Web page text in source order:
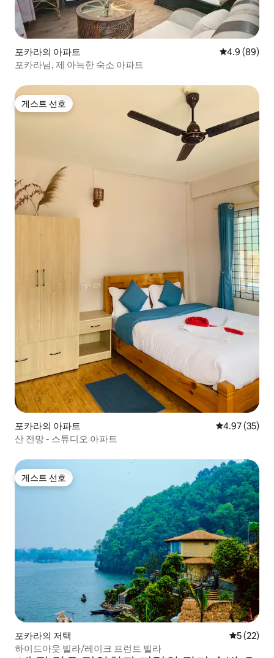
포카라의 아파트 평점 4.9점(5
4.9 (89)
포카라님, 제 아늑한 숙소 아파트
게스트 선호
게스트 선호
포카라의 아파트 평점 4.97점(5
4.97 (35)
산 전망 - 스튜디오 아파트
게스트 선호
게스트 선호
포카라의 저택 평점 5점
5 (22)
하이드아웃 빌라/레이크 프런트 빌라